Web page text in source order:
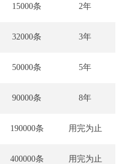
15000条 2年
32000条 3年
50000条 5年
90000条 8年
190000条 用完为止
400000条 用完为止